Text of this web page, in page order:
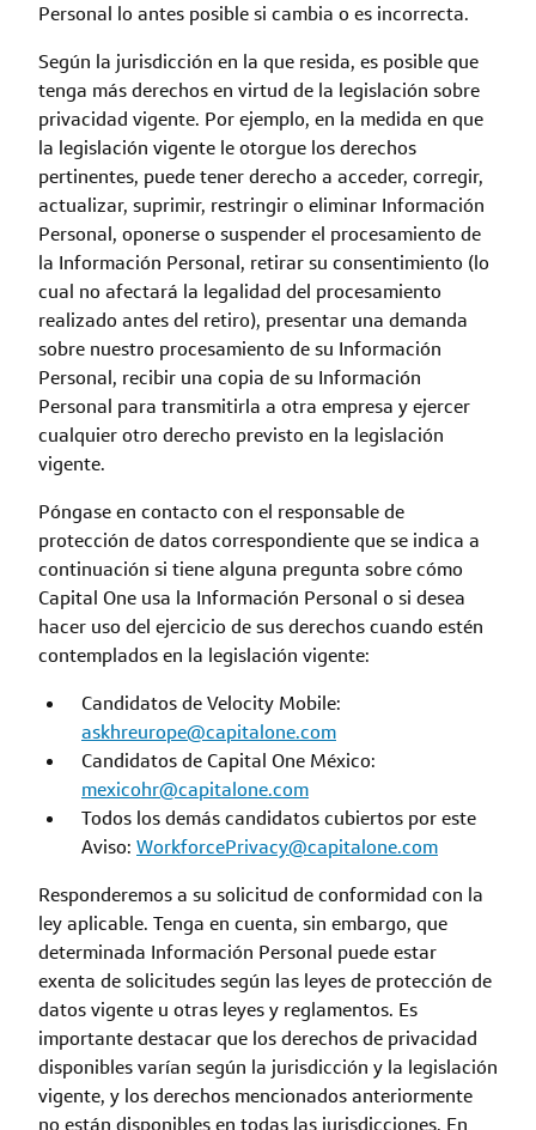
Personal lo antes posible si cambia o es incorrecta.
Según la jurisdicción en la que resida, es posible que
tenga más derechos en virtud de la legislación sobre
privacidad vigente. Por ejemplo, en la medida en que
la legislación vigente le otorgue los derechos
pertinentes, puede tener derecho a acceder, corregir,
actualizar, suprimir, restringir o eliminar Información
Personal, oponerse o suspender el procesamiento de
la Información Personal, retirar su consentimiento (lo
cual no afectará la legalidad del procesamiento
realizado antes del retiro), presentar una demanda
sobre nuestro procesamiento de su Información
Personal, recibir una copia de su Información
Personal para transmitirla a otra empresa y ejercer
cualquier otro derecho previsto en la legislación
vigente.
Póngase en contacto con el responsable de
protección de datos correspondiente que se indica a
continuación si tiene alguna pregunta sobre cómo
Capital One usa la Información Personal o si desea
hacer uso del ejercicio de sus derechos cuando estén
contemplados en la legislación vigente:
Candidatos de Velocity Mobile:
askhreurope@capitalone.com
Candidatos de Capital One México:
mexicohr@capitalone.com
Todos los demás candidatos cubiertos por este
Aviso: WorkforcePrivacy@capitalone.com
Responderemos a su solicitud de conformidad con la
ley aplicable. Tenga en cuenta, sin embargo, que
determinada Información Personal puede estar
exenta de solicitudes según las leyes de protección de
datos vigente u otras leyes y reglamentos. Es
importante destacar que los derechos de privacidad
disponibles varían según la jurisdicción y la legislación
vigente, y los derechos mencionados anteriormente
no están disponibles en todas las jurisdicciones. En